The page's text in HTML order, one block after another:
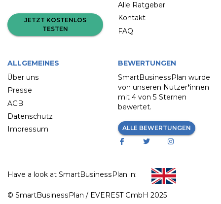
JETZT KOSTENLOS
TESTEN
Alle Ratgeber
Kontakt
FAQ
ALLGEMEINES
Über uns
Presse
AGB
Datenschutz
Impressum
BEWERTUNGEN
SmartBusinessPlan wurde
von unseren Nutzer*innen
mit 4 von 5 Sternen
bewertet.
ALLE BEWERTUNGEN
© SmartBusinessPlan / EVEREST GmbH 2025
Have a look at SmartBusinessPlan in: